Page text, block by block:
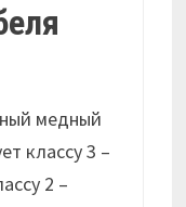
медный
классу 3 –
2 –